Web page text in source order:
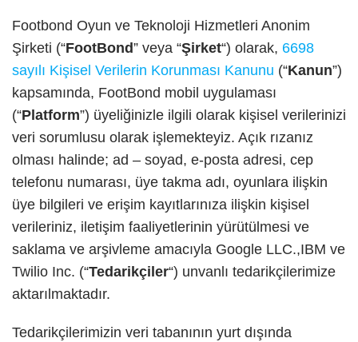
Footbond Oyun ve Teknoloji Hizmetleri Anonim
Şirketi (“FootBond” veya “Şirket“) olarak, 6698
sayılı Kişisel Verilerin Korunması Kanunu (“Kanun”)
kapsamında, FootBond mobil uygulaması
(“Platform”) üyeliğinizle ilgili olarak kişisel verilerinizi
veri sorumlusu olarak işlemekteyiz. Açık rızanız
olması halinde; ad – soyad, e-posta adresi, cep
telefonu numarası, üye takma adı, oyunlara ilişkin
üye bilgileri ve erişim kayıtlarınıza ilişkin kişisel
verileriniz, iletişim faaliyetlerinin yürütülmesi ve
saklama ve arşivleme amacıyla Google LLC.,IBM ve
Twilio Inc. (“Tedarikçiler“) unvanlı tedarikçilerimize
aktarılmaktadır.
Tedarikçilerimizin veri tabanının yurt dışında